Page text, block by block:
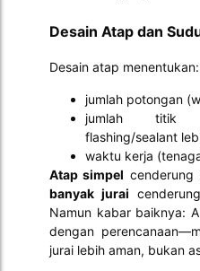
Desain Atap dan
Desain atap menentukan:
jumlah potongan
jumlah titik
flashing/sealant
waktu kerja
Atap simpel
banyak jurai
Namun kabar baiknya:
dengan
jurai lebih aman, bukan